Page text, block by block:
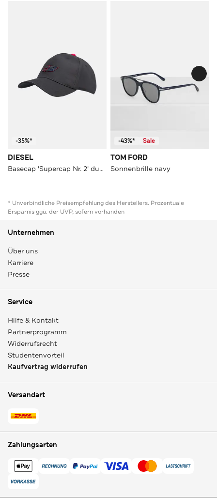
-35%*
DIESEL
Basecap 'Supercap Nr. 2' dunkelblau
-43%* Sale
TOM FORD
Sonnenbrille navy
* Unverbindliche Preisempfehlung des Herstellers. Prozentuale
Ersparnis ggü. der UVP, sofern vorhanden
Unternehmen
Über uns
Karriere
Presse
Service
Hilfe & Kontakt
Partnerprogramm
Widerrufsrecht
Studentenvorteil
Kaufvertrag widerrufen
Versandart
Zahlungsarten